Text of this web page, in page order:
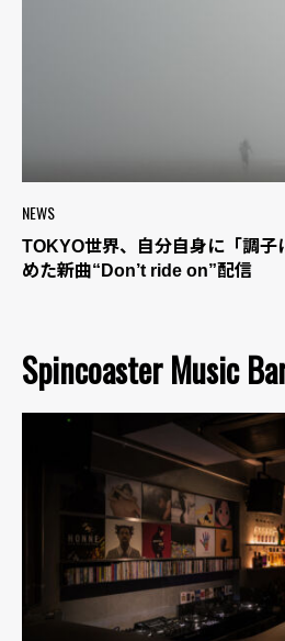
NEWS
TOKYO世界、自分自身に「調子
めた新曲“Don’t ride on”配信
Spincoaster Music